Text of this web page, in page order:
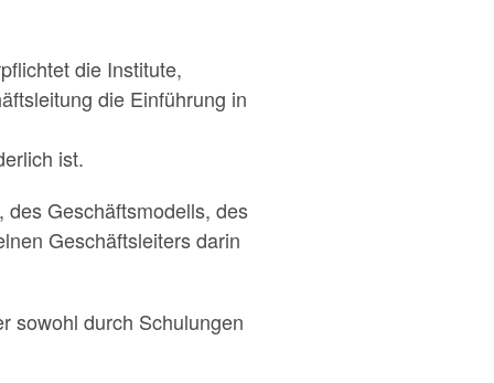
die Institute,
die Einführung in
ist.
Geschäftsmodells, des
Geschäftsleiters darin
sowohl durch Schulungen